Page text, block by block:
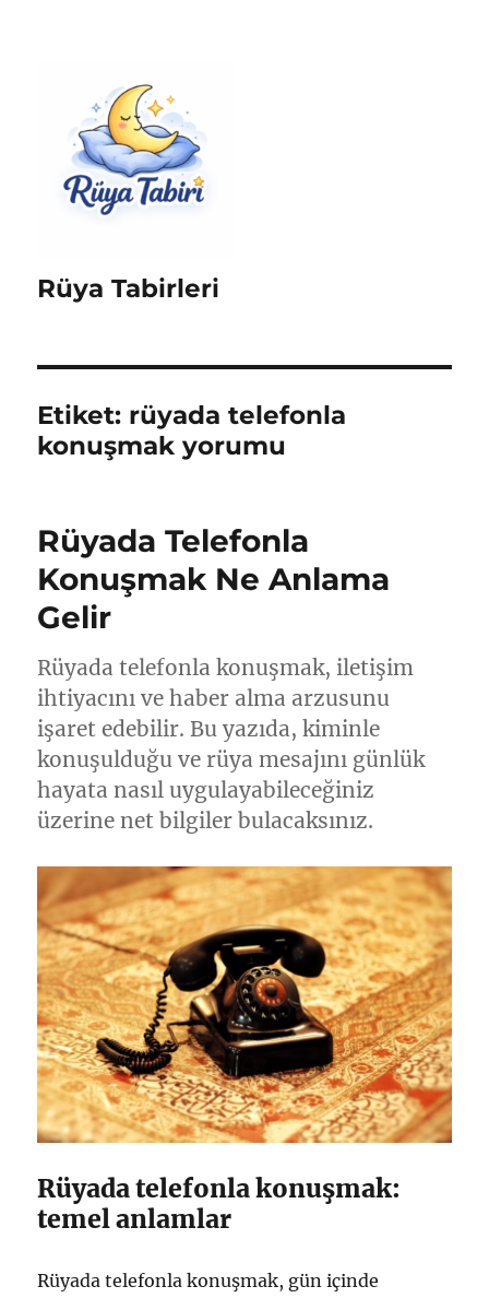
Rüya Tabirleri
Etiket: rüyada telefonla
konuşmak yorumu
Rüyada Telefonla
Konuşmak Ne Anlama
Gelir
Rüyada telefonla konuşmak, iletişim
ihtiyacını ve haber alma arzusunu
işaret edebilir. Bu yazıda, kiminle
konuşulduğu ve rüya mesajını günlük
hayata nasıl uygulayabileceğiniz
üzerine net bilgiler bulacaksınız.
Rüyada telefonla konuşmak:
temel anlamlar
Rüyada telefonla konuşmak, gün içinde